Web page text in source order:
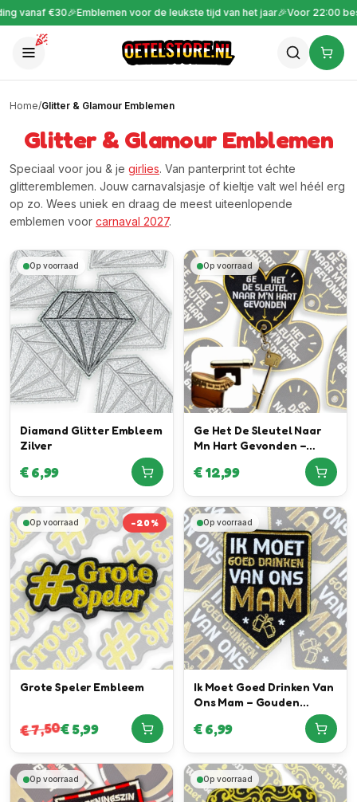
Emblemen voor de leukste tijd van het jaar🎉Voor 22:00 besteld is
Home/Glitter & Glamour Emblemen
Glitter & Glamour Emblemen
Speciaal voor jou & je girlies. Van panterprint tot échte
glitteremblemen. Jouw carnavalsjasje of kieltje valt wel héél erg
op zo. Wees uniek en draag de meest uiteenlopende
emblemen voor carnaval 2027.
Op voorraad
Diamand Glitter Embleem
Zilver
€6,99
Op voorraad
Ge Het De Sleutel Naar
Mn Hart Gevonden –
Embleem
€12,99
Op voorraad -20%
Grote Speler Embleem
€7,50€5,99
Op voorraad
Ik Moet Goed Drinken Van
Ons Mam – Gouden
€6,99
Op voorraad Op voorraad